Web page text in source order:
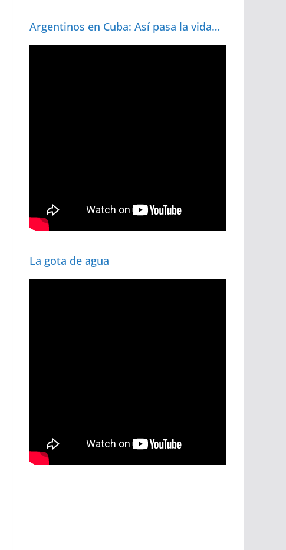
Argentinos en Cuba: Así pasa la vida…
La gota de agua